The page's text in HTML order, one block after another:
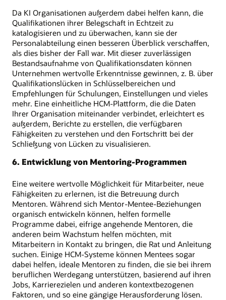
Da KI Organisationen außerdem dabei helfen kann, die
Qualifikationen ihrer Belegschaft in Echtzeit zu
katalogisieren und zu überwachen, kann sie der
Personalabteilung einen besseren Überblick verschaffen,
als dies bisher der Fall war. Mit dieser zuverlässigen
Bestandsaufnahme von Qualifikationsdaten können
Unternehmen wertvolle Erkenntnisse gewinnen, z. B. über
Qualifikationslücken in Schlüsselbereichen und
Empfehlungen für Schulungen, Einstellungen und vieles
mehr. Eine einheitliche HCM-Plattform, die die Daten
Ihrer Organisation miteinander verbindet, erleichtert es
außerdem, Berichte zu erstellen, die verfügbaren
Fähigkeiten zu verstehen und den Fortschritt bei der
Schließung von Lücken zu visualisieren.
6. Entwicklung von Mentoring-Programmen
Eine weitere wertvolle Möglichkeit für Mitarbeiter, neue
Fähigkeiten zu erlernen, ist die Betreuung durch
Mentoren. Während sich Mentor-Mentee-Beziehungen
organisch entwickeln können, helfen formelle
Programme dabei, eifrige angehende Mentoren, die
anderen beim Wachstum helfen möchten, mit
Mitarbeitern in Kontakt zu bringen, die Rat und Anleitung
suchen. Einige HCM-Systeme können Mentees sogar
dabei helfen, ideale Mentoren zu finden, die sie bei ihrem
beruflichen Werdegang unterstützen, basierend auf ihren
Jobs, Karrierezielen und anderen kontextbezogenen
Faktoren, und so eine gängige Herausforderung lösen.